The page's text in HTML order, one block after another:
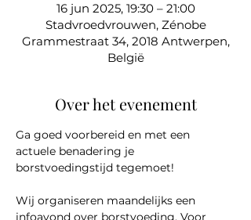
16 jun 2025, 19:30 – 21:00
Stadvroedvrouwen, Zénobe
Grammestraat 34, 2018 Antwerpen,
België
Over het evenement
Ga goed voorbereid en met een
actuele benadering je
borstvoedingstijd tegemoet!
Wij organiseren maandelijks een
infoavond over borstvoeding. Voor